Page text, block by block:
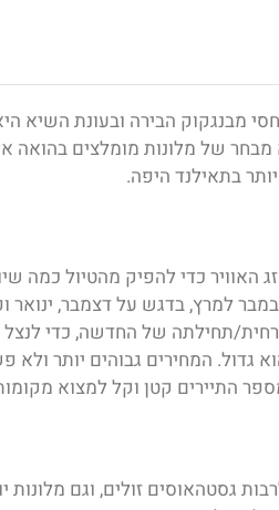
מבנגקוק הבירה ובעונת השיא
מלונות מומלצים בהואה
בתאילנד היפה.
האוויר כדי להפיק מהטיול כמה
למרץ, בדגש על דצמבר, ינואר
תחילתה של החדשה, כדי
המחירים גבוהים יותר ולא
התיירים קטן וקל למצוא
גסטהאוסים זולים, וגם מלונות